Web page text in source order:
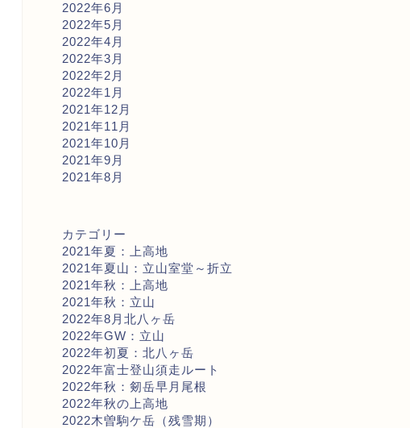
2022年6月
2022年5月
2022年4月
2022年3月
2022年2月
2022年1月
2021年12月
2021年11月
2021年10月
2021年9月
2021年8月
カテゴリー
2021年夏：上高地
2021年夏山：立山室堂～折立
2021年秋：上高地
2021年秋：立山
2022年8月北八ヶ岳
2022年GW：立山
2022年初夏：北八ヶ岳
2022年富士登山須走ルート
2022年秋：剱岳早月尾根
2022年秋の上高地
2022木曽駒ケ岳（残雪期）